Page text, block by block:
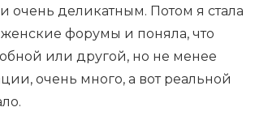
деликатным. Потом я стала
женские форумы и поняла, что
или другой, но не менее
очень много, а вот реальной